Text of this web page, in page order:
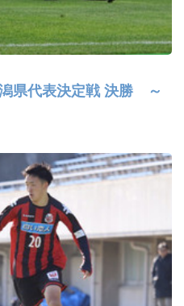
潟県代表決定戦 決勝 ～